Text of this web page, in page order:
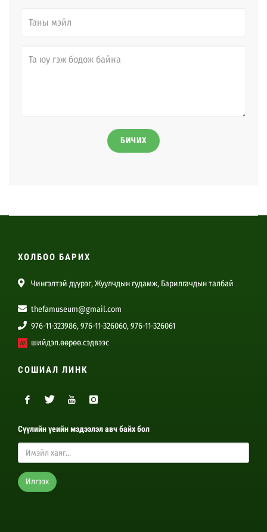
БИЧИХ
ХОЛБОО БАРИХ
Чингэлтэй дүүрэг, Жуулчдын гудамж, Барилгачдын талбай
thefamuseum@gmail.com
976-11-323986, 976-11-326060, 976-11-326061
шийдэл.өөрөө.сэдвээс
СОШИАЛ ЛИНК
Сүүлийн үеийн мэдээлэл авч байх бол
Илгээх